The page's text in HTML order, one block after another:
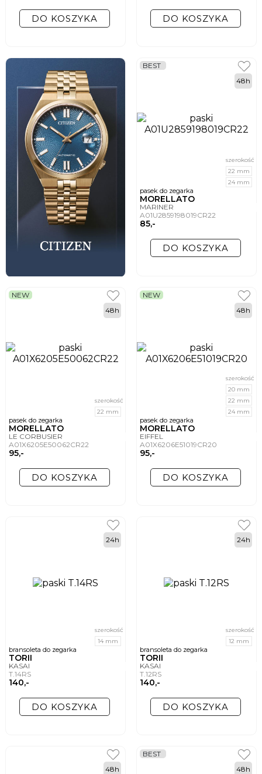
DO KOSZYKA DO KOSZYKA
pasek do zegarka
MORELLATO
MARINER
A01U2859198019CR22
85,-
BEST
szerokość
22 mm
24 mm
48h
DO KOSZYKA
pasek do zegarka
MORELLATO
LE CORBUSIER
A01X6205E50062CR22
95,-
NEW
szerokość
22 mm
48h
DO KOSZYKA
pasek do zegarka
MORELLATO
EIFFEL
A01X6206E51019CR20
95,-
NEW
szerokość
20 mm
22 mm
24 mm
48h
DO KOSZYKA
bransoleta do zegarka
TORII
KASAI
T.14RS
140,-
szerokość
14 mm
24h
DO KOSZYKA
bransoleta do zegarka
TORII
KASAI
T.12RS
140,-
szerokość
12 mm
24h
DO KOSZYKA
48h
BEST
48h